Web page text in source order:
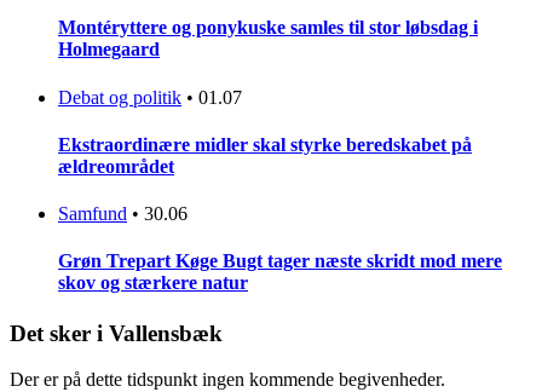
Montéryttere og ponykuske samles til stor løbsdag i
Holmegaard
Debat og politik • 01.07
Ekstraordinære midler skal styrke beredskabet på
ældreområdet
Samfund • 30.06
Grøn Trepart Køge Bugt tager næste skridt mod mere
skov og stærkere natur
Det sker i Vallensbæk
Der er på dette tidspunkt ingen kommende begivenheder.